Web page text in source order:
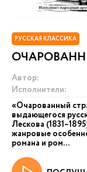
РУССКАЯ КЛАССИКА
Автор:
Исполнители:
«Очарованный
выдающегося
Лескова
жанровые
романа и ром...